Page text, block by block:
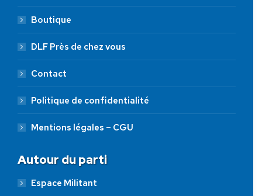
Boutique
DLF Près de chez vous
Contact
Politique de confidentialité
Mentions légales – CGU
Autour du parti
Espace Militant